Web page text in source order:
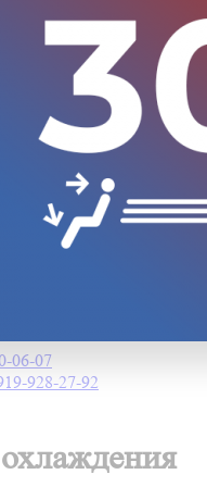
06-07
928-27-92